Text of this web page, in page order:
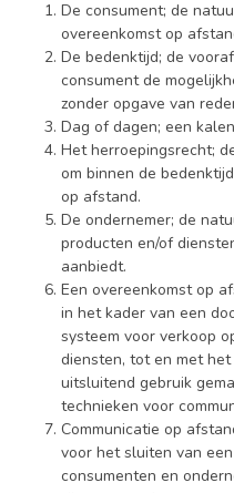
De consument; de
overeenkomst op
De bedenktijd; de
consument de
zonder opgave van
Dag of dagen; een
Het herroepingsrecht;
om binnen de
op afstand.
De ondernemer; de
producten en/of
aanbiedt.
Een overeenkomst op
in het kader van een
systeem voor verkoop
diensten, tot en met
uitsluitend gebruik
technieken voor
Communicatie op
voor het sluiten van
consumenten en